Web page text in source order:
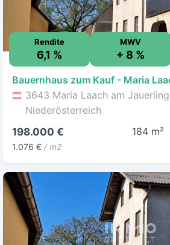
Rendite
6,1 %
MWV
+ 8 %
3643 Maria Laach am Jauerling |
Niederösterreich
198.000 €
1.076 € / m2
184 m²